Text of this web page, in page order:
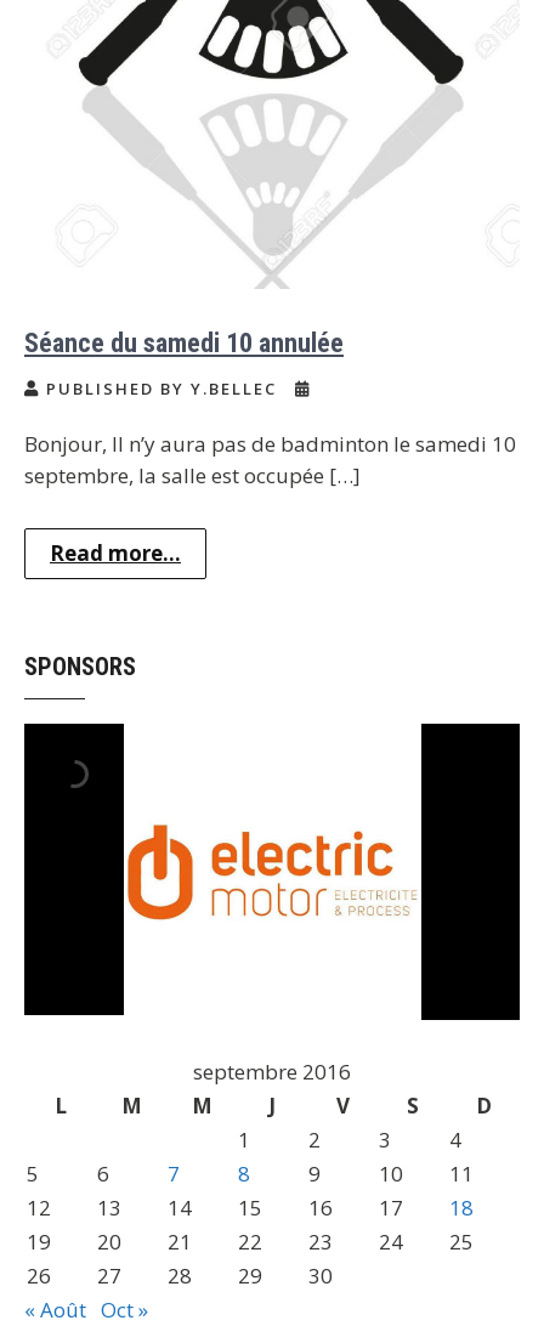
Séance du samedi 10 annulée
PUBLISHED BY Y.BELLEC
Bonjour, Il n’y aura pas de badminton le samedi 10
septembre, la salle est occupée […]
Read more...
SPONSORS
septembre 2016
L
M M J V S
D
1
2 3
4
5
6 7 8 9 10
11
12
13 14 15 16 17
18
19
20 21 22 23 24
25
26
27 28 29
30
« Août Oct »